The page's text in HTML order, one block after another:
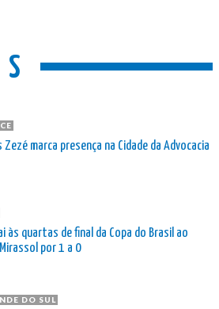
marca presença na Cidade da Advocacia
às quartas de final da Copa do Brasil ao
por 1 a 0
DO SUL